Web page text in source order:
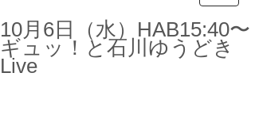
10月6日（水）HAB15:40〜
ギュッ！と石川ゆうどき
Live